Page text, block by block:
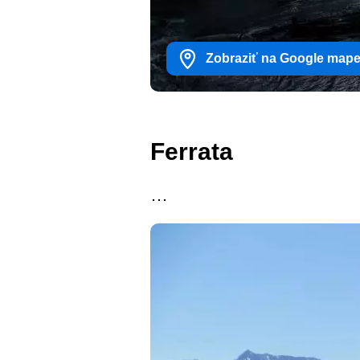
Zobraziť na Google mape
Ferrata
…